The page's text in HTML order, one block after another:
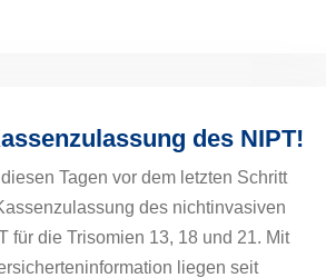
des NIPT!
Tagen vor dem letzten Schritt
des nichtinvasiven
für die Trisomien 13, 18 und 21. Mit
liegen seit